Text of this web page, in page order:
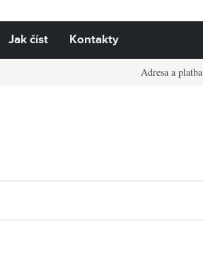
Jak číst Kontakty
Adresa a platba